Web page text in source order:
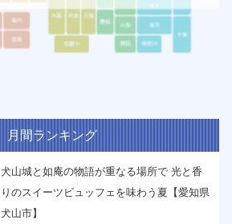
月間ランキング
犬山城と如庵の物語が重なる場所で 光と香
りのスイーツビュッフェを味わう夏【愛知県
犬山市】